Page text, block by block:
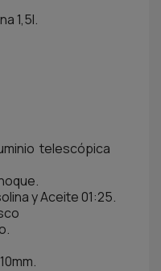
1,5l.
telescópica
y Aceite 01:25.